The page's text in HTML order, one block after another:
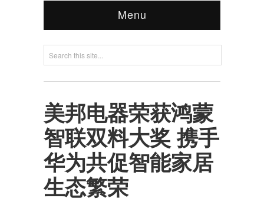
Menu
美邦电器荣获鸿蒙
智联双料大奖 携手
华为共促智能家居
生态繁荣